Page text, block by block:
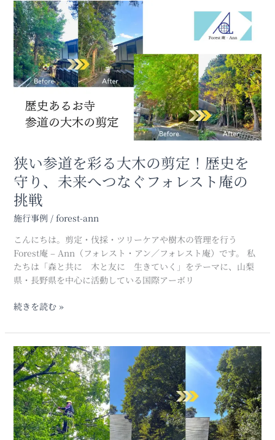
狭い参道を彩る大木の剪定！歴史を
守り、未来へつなぐフォレスト庵の
挑戦
施行事例 / forest-ann
こんにちは。剪定・伐採・ツリーケアや樹木の管理を行う
Forest庵 – Ann（フォレスト・アン／フォレスト庵）です。 私
たちは「森と共に 木と友に 生きていく」をテーマに、山梨
県・長野県を中心に活動している国際アーボリ
狭
い
参
道
を
彩
る
定！
歴
史
を
守
り、
未
来
へ
つ
ぐ
ォ
レ
ス
ト
庵
の
挑
戦
続きを読む »
伐
採
せ
ず
に
大
切